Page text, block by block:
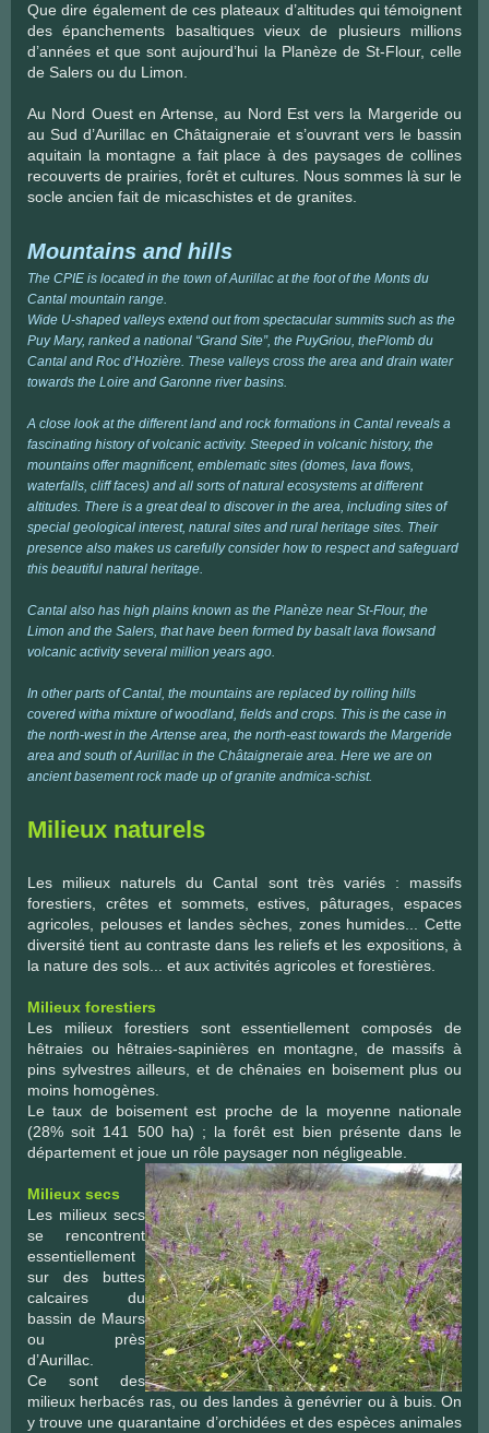
Que dire également de ces plateaux d’altitudes qui témoignent
des épanchements basaltiques vieux de plusieurs millions
d’années et que sont aujourd’hui la Planèze de St-Flour, celle
de Salers ou du Limon.
Au Nord Ouest en Artense, au Nord Est vers la Margeride ou
au Sud d’Aurillac en Châtaigneraie et s’ouvrant vers le bassin
aquitain la montagne a fait place à des paysages de collines
recouverts de prairies, forêt et cultures. Nous sommes là sur le
socle ancien fait de micaschistes et de granites.
Mountains and hills
The CPIE is located in the town of Aurillac at the foot of the Monts du
Cantal mountain range.
Wide U-shaped valleys extend out from spectacular summits such as the
Puy Mary, ranked a national “Grand Site”, the PuyGriou, thePlomb du
Cantal and Roc d’Hozière. These valleys cross the area and drain water
towards the Loire and Garonne river basins.
A close look at the different land and rock formations in Cantal reveals a
fascinating history of volcanic activity. Steeped in volcanic history, the
mountains offer magnificent, emblematic sites (domes, lava flows,
waterfalls, cliff faces) and all sorts of natural ecosystems at different
altitudes. There is a great deal to discover in the area, including sites of
special geological interest, natural sites and rural heritage sites. Their
presence also makes us carefully consider how to respect and safeguard
this beautiful natural heritage.
Cantal also has high plains known as the Planèze near St-Flour, the
Limon and the Salers, that have been formed by basalt lava flowsand
volcanic activity several million years ago.
In other parts of Cantal, the mountains are replaced by rolling hills
covered witha mixture of woodland, fields and crops. This is the case in
the north-west in the Artense area, the north-east towards the Margeride
area and south of Aurillac in the Châtaigneraie area. Here we are on
ancient basement rock made up of granite andmica-schist.
Milieux naturels
Les milieux naturels du Cantal sont très variés : massifs
forestiers, crêtes et sommets, estives, pâturages, espaces
agricoles, pelouses et landes sèches, zones humides... Cette
diversité tient au contraste dans les reliefs et les expositions, à
la nature des sols... et aux activités agricoles et forestières.
Milieux forestiers
Les milieux forestiers sont essentiellement composés de
hêtraies ou hêtraies-sapinières en montagne, de massifs à
pins sylvestres ailleurs, et de chênaies en boisement plus ou
moins homogènes.
Le taux de boisement est proche de la moyenne nationale
(28% soit 141 500 ha) ; la forêt est bien présente dans le
département et joue un rôle paysager non négligeable.
Milieux secs
Les milieux secs
se rencontrent
essentiellement
sur des buttes
calcaires du
bassin de Maurs
ou près
d’Aurillac.
Ce sont des
milieux herbacés ras, ou des landes à genévrier ou à buis. On
y trouve une quarantaine d’orchidées et des espèces animales